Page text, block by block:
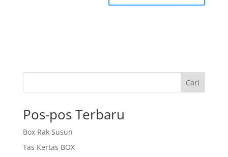
Cari
Pos-pos Terbaru
Box Rak Susun
Tas Kertas BOX